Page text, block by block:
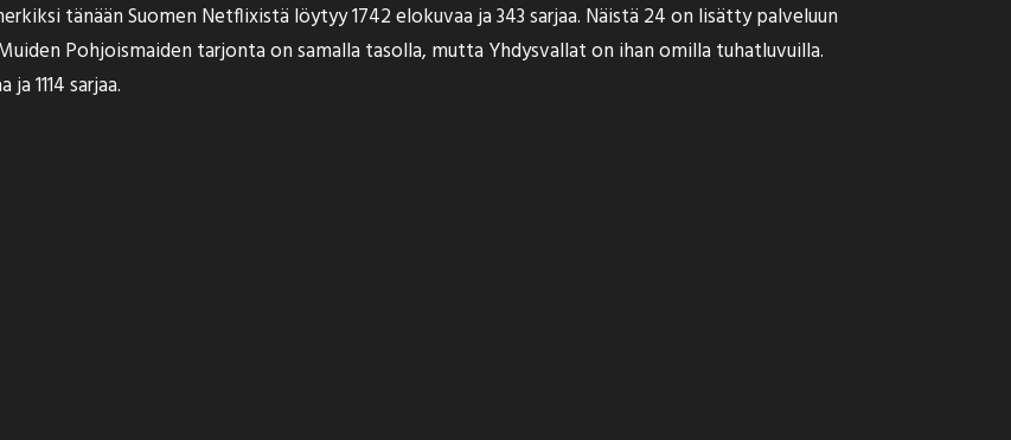
tänään Suomen Netflixistä löytyy 1742 elokuvaa ja 343 sarjaa. Näistä 24 on lisätty palveluun
Pohjoismaiden tarjonta on samalla tasolla, mutta Yhdysvallat on ihan omilla tuhatluvuilla.
1114 sarjaa.